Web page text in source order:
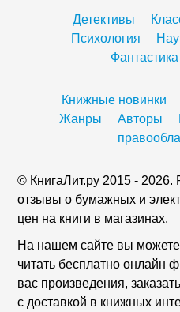
Детективы
Психология
Фантастика
Книжные новинки
Жанры
Авторы
© КнигаЛит.ру 2015 - 2026.
отзывы о бумажных и
цен на книги в магазинах.
На нашем сайте вы можете
читать бесплатно онлайн
вас произведения,
с доставкой в книжных